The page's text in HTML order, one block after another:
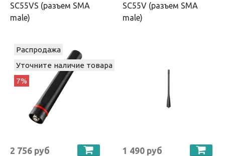
SC55VS (разъем SMA
male)
SC55V (разъем SMA
male)
Распродажа
Уточните наличие товара
7%
2 756 руб 1 490 руб